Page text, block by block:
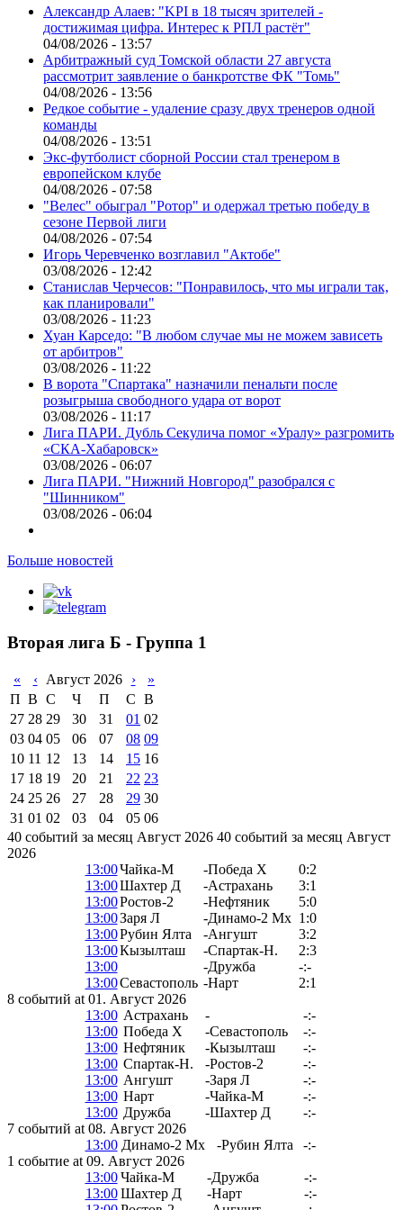
Александр Алаев: "KPI в 18 тысяч зрителей -
достижимая цифра. Интерес к РПЛ растёт"
04/08/2026 - 13:57
Арбитражный суд Томской области 27 августа
рассмотрит заявление о банкротстве ФК "Томь"
04/08/2026 - 13:56
Редкое событие - удаление сразу двух тренеров одной
команды
04/08/2026 - 13:51
Экс-футболист сборной России стал тренером в
европейском клубе
04/08/2026 - 07:58
"Велес" обыграл "Ротор" и одержал третью победу в
сезоне Первой лиги
04/08/2026 - 07:54
Игорь Черевченко возглавил "Актобе"
03/08/2026 - 12:42
Станислав Черчесов: "Понравилось, что мы играли так,
как планировали"
03/08/2026 - 11:23
Хуан Карседо: "В любом случае мы не можем зависеть
от арбитров"
03/08/2026 - 11:22
В ворота "Спартака" назначили пенальти после
розыгрыша свободного удара от ворот
03/08/2026 - 11:17
Лига ПАРИ. Дубль Секулича помог «Уралу» разгромить
«СКА-Хабаровск»
03/08/2026 - 06:07
Лига ПАРИ. "Нижний Новгород" разобрался с
"Шинником"
03/08/2026 - 06:04
Больше новостей
Вторая лига Б - Группа 1
« ‹ Август 2026 ›
»
П В С Ч П С В
27 28 29 30 31 01 02
03 04 05 06 07 08 09
10 11 12 13 14 15 16
17 18 19 20 21 22 23
24 25 26 27 28 29 30
31 01 02 03 04 05 06
40 событий за месяц Август 2026 40 событий за месяц Август
2026
13:00Чайка-М -Победа Х
0:2
13:00Шахтер Д -Астрахань
3:1
13:00Ростов-2 -Нефтяник
5:0
13:00Заря Л -Динамо-2 Мх 1:0
13:00Рубин Ялта -Ангушт
3:2
13:00Кызылташ -Спартак-Н.
2:3
13:00
-Дружба
-:-
13:00Севастополь -Нарт
2:1
8 событий at 01. Август 2026
13:00 Астрахань -
-:-
13:00 Победа Х -Севастополь
-:-
13:00 Нефтяник -Кызылташ
-:-
13:00 Спартак-Н. -Ростов-2
-:-
13:00 Ангушт -Заря Л
-:-
13:00 Нарт -Чайка-М
-:-
13:00 Дружба -Шахтер Д
-:-
7 событий at 08. Август 2026
13:00 Динамо-2 Мх -Рубин Ялта
-:-
1 событие at 09. Август 2026
13:00 Чайка-М -Дружба
-:-
13:00 Шахтер Д -Нарт
-:-